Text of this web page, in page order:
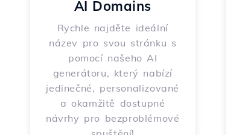
AI Domains
Rychle najděte ideální
název pro svou stránku s
pomocí našeho AI
generátoru, který nabízí
jedinečné, personalizované
a okamžitě dostupné
návrhy pro bezproblémové